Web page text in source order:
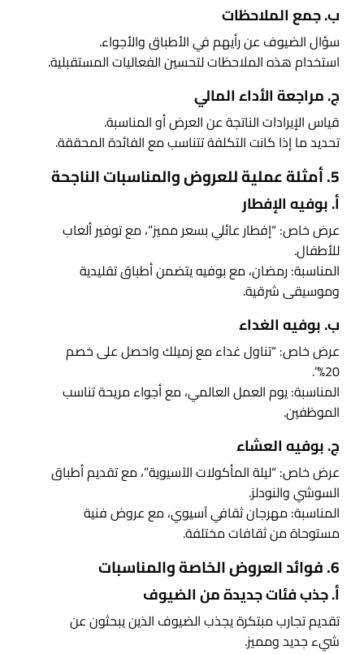
ب. جمع الملاحظات
سؤال الضيوف عن رأيهم في الأطباق والأجواء.
استخدام هذه الملاحظات لتحسين الفعاليات المستقبلية.
ج. مراجعة الأداء المالي
قياس الإيرادات الناتجة عن العرض أو المناسبة.
تحديد ما إذا كانت التكلفة تتناسب مع الفائدة المحققة.
5. أمثلة عملية للعروض والمناسبات الناجحة
أ. بوفيه الإفطار
عرض خاص: “إفطار عائلي بسعر مميز”، مع توفير ألعاب
للأطفال.
المناسبة: رمضان، مع بوفيه يتضمن أطباق تقليدية
وموسيقى شرقية.
ب. بوفيه الغداء
عرض خاص: “تناول غداء مع زميلك واحصل على خصم
20%”.
المناسبة: يوم العمل العالمي، مع أجواء مريحة تناسب
الموظفين.
ج. بوفيه العشاء
عرض خاص: “ليلة المأكولات الآسيوية”، مع تقديم أطباق
السوشي والنودلز.
المناسبة: مهرجان ثقافي آسيوي، مع عروض فنية
مستوحاة من ثقافات مختلفة.
6. فوائد العروض الخاصة والمناسبات
أ. جذب فئات جديدة من الضيوف
تقديم تجارب مبتكرة يجذب الضيوف الذين يبحثون عن
شيء جديد ومميز.